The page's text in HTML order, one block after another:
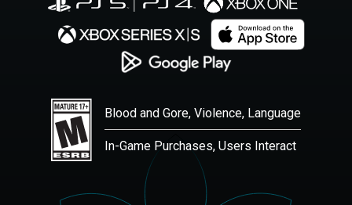
Blood and Gore, Violence, Language
In-Game Purchases, Users Interact